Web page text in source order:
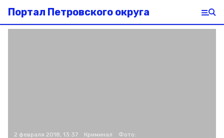
Портал Петровского округа
2 февраля 2018, 13:37 Криминал Фото: